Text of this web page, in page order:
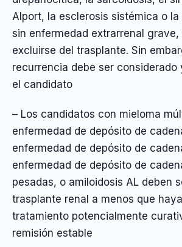
Alport, la esclerosis sistémica o la
sin enfermedad extrarrenal grave,
excluirse del trasplante. Sin
recurrencia debe ser considerado
el candidato
– Los candidatos con mieloma
enfermedad de depósito de
enfermedad de depósito de
enfermedad de depósito de
pesadas, o amiloidosis AL deben
trasplante renal a menos que
tratamiento potencialmente
remisión estable